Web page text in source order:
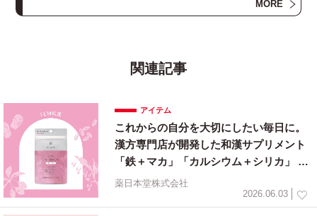
業で女性のライフスタイルをエンパワーします。
MORE
関連記事
アイテム
これからの自分を大切にしたい毎日に。
漢方専門店が開発した和漢サプリメント
「鉄＋マカ」「カルシウム＋シリカ」 20
26年6月1日（月）新発売
薬日本堂株式会社
2026.06.03